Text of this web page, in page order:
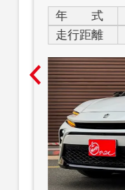
年 式
走行距離